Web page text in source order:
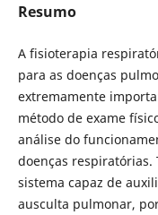
Resumo
A fisioterapia
para as doenças
extremamente
método de exame
análise do
doenças respiratórias.
sistema capaz de
ausculta pulmonar,